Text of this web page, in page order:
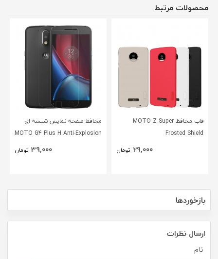
محصولات مرتبط
قاب محافظ MOTO Z Super
Frosted Shield
29,000 تومان
محافظ صفحه نمایش شیشه ای
MOTO G4 Plus H Anti-Explosion
39,000 تومان
بازخوردها
ارسال نظرات
نام